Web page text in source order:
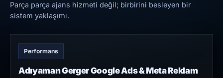
Parça parça ajans hizmeti değil; birbirini besleyen bir
sistem yaklaşımı.
Performans
Adıyaman Gerger Google Ads & Meta Reklam